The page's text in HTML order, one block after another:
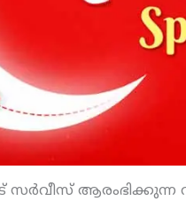
ആരംഭിക്കുന്ന